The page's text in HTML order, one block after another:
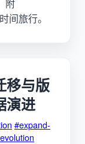
附
间旅行。
移与版
演进
#expand-